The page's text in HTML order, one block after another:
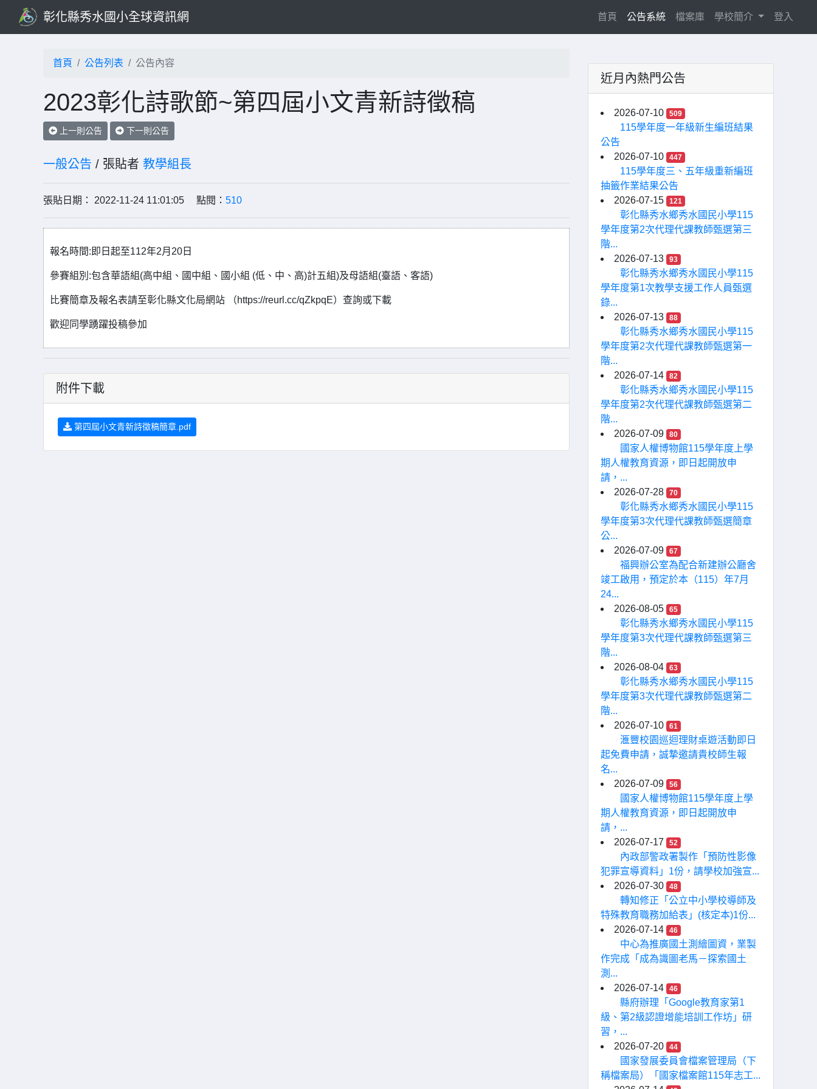
彰化縣秀水國小全球資訊網 首頁 (current)
公告系統 檔案庫 學校簡介 登入
首頁 公告列表 公告內容
2023彰化詩歌節~第四屆小文青新詩徵稿
上一則公告 下一則公告
一般公告 / 張貼者 教學組長
張貼日期： 2022-11-24 11:01:05 點閱： 510
報名時間:即日起至112年2月20日
參賽組別:包含華語組(高中組、國中組、國小組 (低、中、高)計五組)及母語組(臺語、客語)
比賽簡章及報名表請至彰化縣文化局網站 （https://reurl.cc/qZkpqE）查詢或下載
歡迎同學踴躍投稿參加
附件下載
第四屆小文青新詩徵稿簡章.pdf
近月內熱門公告
2026-07-10 509
115學年度一年級新生編班結果
公告
2026-07-10
447
115學年度三、五年級重新編班
抽籤作業結果公告
2026-07-15
121
彰化縣秀水鄉秀水國民小學115
學年度第2次代理代課教師甄選第三
階...
2026-07-13
93
彰化縣秀水鄉秀水國民小學115
學年度第1次教學支援工作人員甄選
錄...
2026-07-13
88
彰化縣秀水鄉秀水國民小學115
學年度第2次代理代課教師甄選第一
階...
2026-07-14
82
彰化縣秀水鄉秀水國民小學115
學年度第2次代理代課教師甄選第二
階...
2026-07-09
80
國家人權博物館115學年度上學
期人權教育資源，即日起開放申
請，...
2026-07-28
70
彰化縣秀水鄉秀水國民小學115
學年度第3次代理代課教師甄選簡章
公...
2026-07-09
67
福興辦公室為配合新建辦公廳舍
竣工啟用，預定於本（115）年7月
24...
2026-08-05
65
彰化縣秀水鄉秀水國民小學115
學年度第3次代理代課教師甄選第三
階...
2026-08-04
63
彰化縣秀水鄉秀水國民小學115
學年度第3次代理代課教師甄選第二
階...
2026-07-10
61
滙豐校園巡迴理財桌遊活動即日
起免費申請，誠摯邀請貴校師生報
名...
2026-07-09
56
國家人權博物館115學年度上學
期人權教育資源，即日起開放申
請，...
2026-07-17
52
內政部警政署製作「預防性影像
犯罪宣導資料」1份，請學校加強宣...
2026-07-30
48
轉知修正「公立中小學校導師及
特殊教育職務加給表」(核定本)1份...
2026-07-14
46
中心為推廣國土測繪圖資，業製
作完成「成為識圖老馬－探索國土
測...
2026-07-14
46
縣府辦理「Google教育家第1
級、第2級認證增能培訓工作坊」研
習，...
2026-07-20
44
國家發展委員會檔案管理局（下
稱檔案局）「國家檔案館115年志工...